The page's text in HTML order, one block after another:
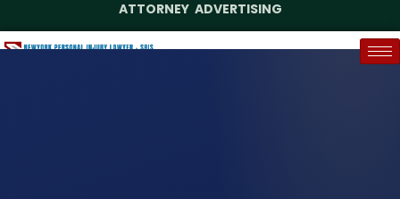
ATTORNEY ADVERTISING